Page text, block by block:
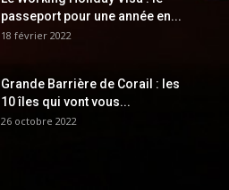
passeport pour une année en...
18 février 2022
Grande Barrière de Corail : les
10 îles qui vont vous...
26 octobre 2022